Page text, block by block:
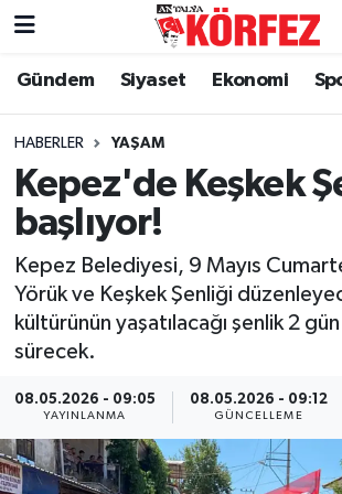
Gündem Siyaset Ekonomi
HABERLER YAŞAM
Kepez'de Keşkek
başlıyor!
Kepez Belediyesi, 9 Mayıs
Yörük ve Keşkek Şenliği
kültürünün yaşatılacağı şenlik 2
sürecek.
08.05.2026 - 09:05
YAYINLANMA
08.05.2026 - 09:12
GÜNCELLEME
Gündem
Siyaset
Yerel Yönetim
Yaşam
Asayiş
Dünya
Nöbetçi Eczaneler
Hava Durumu
Trafik Durumu
Tüm Manşetler
Son Dakika Haberleri
Haber Arşivi